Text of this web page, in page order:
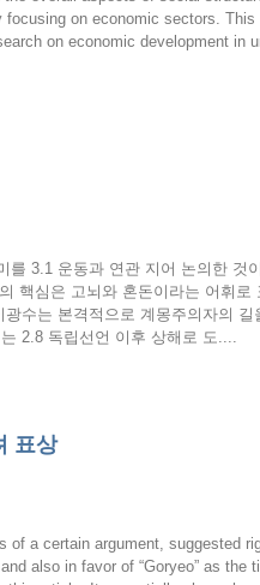
on economic sectors.
on economic development in
를 3.1 운동과 연관 지어 논의한 것
핵심은 고뇌와 혼돈이라는 어휘로
수는 본격적으로 계몽주의자의 길
2.8 독립선언 이후 상해로 도....
표상
of a certain argument, suggested
also in favor of “Goryeo” as the